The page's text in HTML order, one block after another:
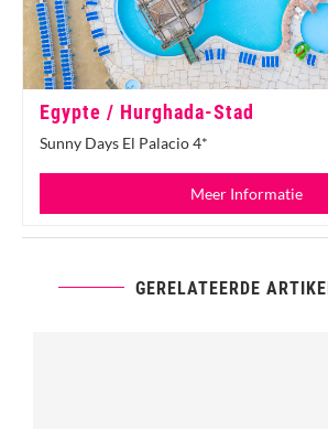
Egypte / Hurghada-Stad
Sunny Days El Palacio 4*
Meer Informatie
GERELATEERDE